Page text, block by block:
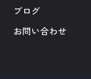
ブログ
お問い合わせ